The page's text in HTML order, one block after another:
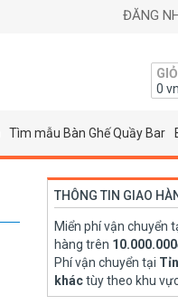
ĐĂNG
0
Tìm mẫu Bàn Ghế Quầy Bar
THÔNG TIN GIAO
Miển phí vận chuyển
hàng trên
Phí vận chuyển tại
kháctùy theo khu